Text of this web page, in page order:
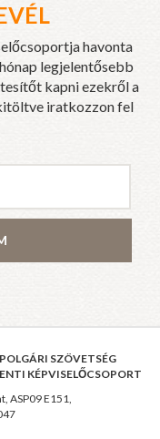
havonta
legjelentősebb
kapni ezekről a
iratkozzon fel
SZÖVETSÉG
KÉPVISELŐCSOPORT
ASP09 E151,